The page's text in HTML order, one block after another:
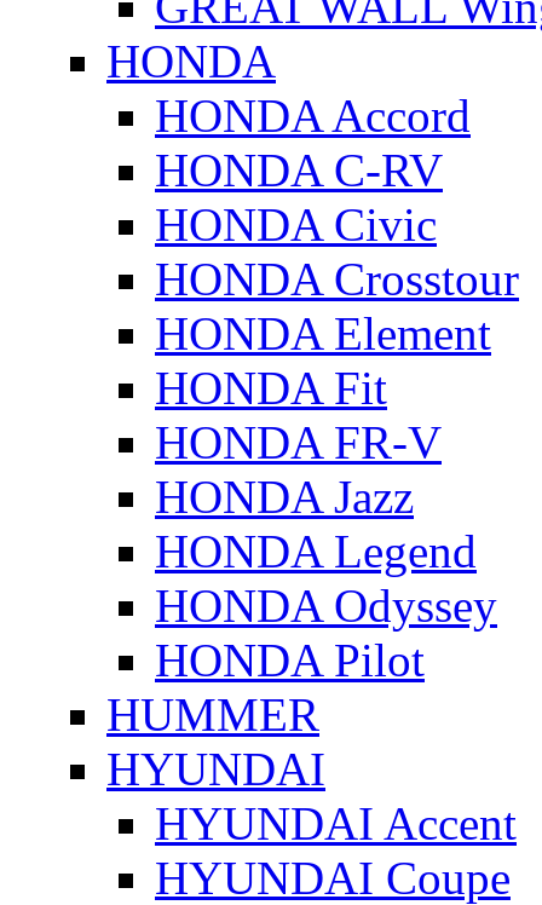
HONDA
HONDA Accord
HONDA C-RV
HONDA Civic
HONDA Crosstour
HONDA Element
HONDA Fit
HONDA FR-V
HONDA Jazz
HONDA Legend
HONDA Odyssey
HONDA Pilot
HUMMER
HYUNDAI
HYUNDAI Accent
HYUNDAI Coupe